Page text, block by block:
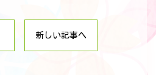
新しい記事へ